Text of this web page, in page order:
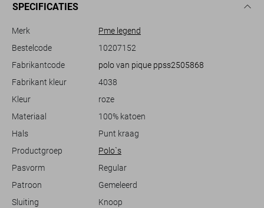
SPECIFICATIES
Merk
Pme legend
Bestelcode
10207152
Fabrikantcode
polo van pique ppss2505868
Fabrikant kleur
4038
Kleur
roze
Materiaal
100% katoen
Hals
Punt kraag
Productgroep
Polo`s
Pasvorm
Regular
Patroon
Gemeleerd
Sluiting
Knoop